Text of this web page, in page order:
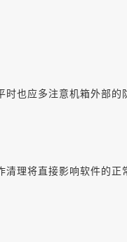
也应多注意机箱外部的
将直接影响软件的正